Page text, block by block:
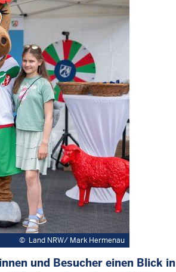
© Land NRW/ Mark Hermenau
und Besucher einen Blick in